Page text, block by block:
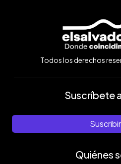
Todos los derechos
Suscríbete
Quiénes